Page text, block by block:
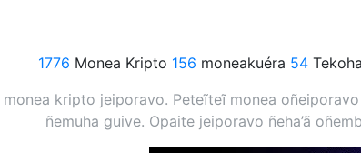
1776 Monea Kripto 156 moneakuéra 54
kripto jeiporavo. Peteĩteĩ monea oñeiporavo
ñemuha guive. Opaite jeiporavo ñeha’ã